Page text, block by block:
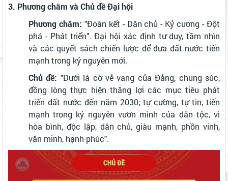
3. Phương châm và Chủ đề Đại hội
Phương châm: "Đoàn kết - Dân chủ - Kỷ cương - Đột
phá - Phát triển". Đại hội xác định tư duy, tầm nhìn
và các quyết sách chiến lược để đưa đất nước tiến
mạnh trong kỷ nguyên mới.
Chủ đề: "Dưới lá cờ vẻ vang của Đảng, chung sức,
đồng lòng thực hiện thắng lợi các mục tiêu phát
triển đất nước đến năm 2030; tự cường, tự tin, tiến
mạnh trong kỷ nguyên vươn mình của dân tộc, vì
hòa bình, độc lập, dân chủ, giàu mạnh, phồn vinh,
văn minh, hạnh phúc".